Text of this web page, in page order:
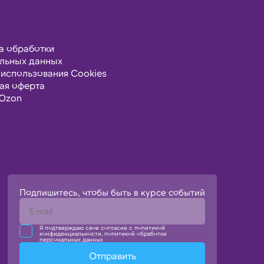
обработки
данных
Cookies
оферта
Подпишитесь, чтобы быть в курсе событий
Я подтверждаю свое согласие с политикой
конфиденциальности, политикой обработки
персональных данных
Отправить